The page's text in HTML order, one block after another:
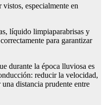
especialmente en
líquido limpiaparabrisas y
para garantizar
durante la época lluviosa es
reducir la velocidad,
distancia prudente entre